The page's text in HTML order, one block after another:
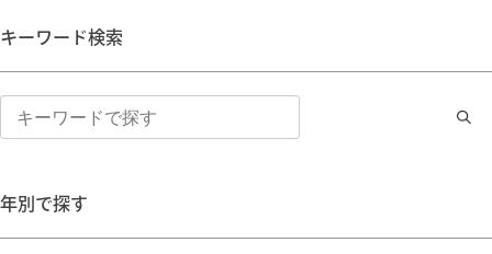
キーワード検索
索
年別で探す